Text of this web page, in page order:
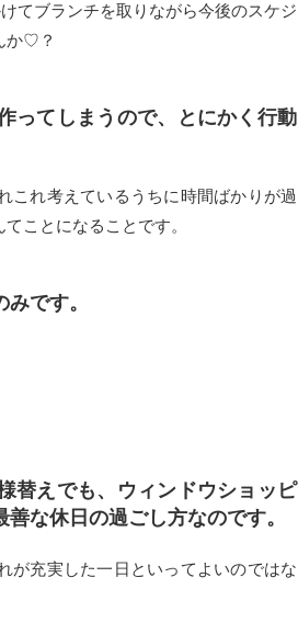
てブランチを取りながら今後のスケジ
か♡？
ってしまうので、とにかく行動
これ考えているうちに時間ばかりが過
ことになることです。
です。
替えでも、ウィンドウショッピ
な休日の過ごし方なのです。
が充実した一日といってよいのではな